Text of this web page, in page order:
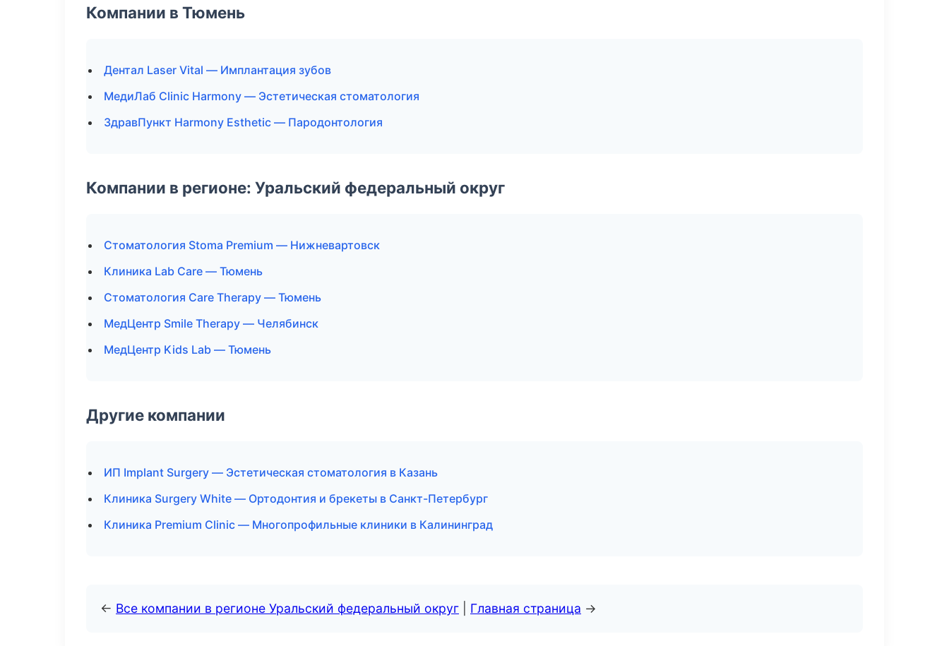
Компании в Тюмень
Дентал Laser Vital — Имплантация зубов
МедиЛаб Clinic Harmony — Эстетическая стоматология
ЗдравПункт Harmony Esthetic — Пародонтология
Компании в регионе: Уральский федеральный округ
Стоматология Stoma Premium — Нижневартовск
Клиника Lab Care — Тюмень
Стоматология Care Therapy — Тюмень
МедЦентр Smile Therapy — Челябинск
МедЦентр Kids Lab — Тюмень
Другие компании
ИП Implant Surgery — Эстетическая стоматология в Казань
Клиника Surgery White — Ортодонтия и брекеты в Санкт-Петербург
Клиника Premium Clinic — Многопрофильные клиники в Калининград
← Все компании в регионе Уральский федеральный округ Главная страница →